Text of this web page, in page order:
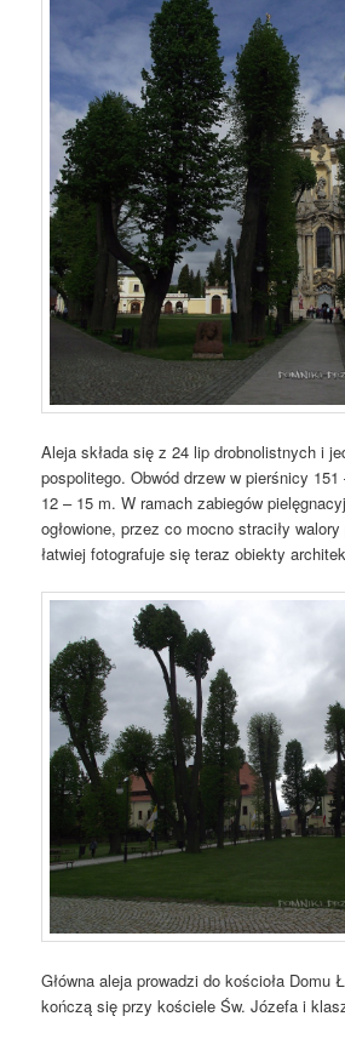
Aleja składa się z 24 lip drobnolistnych i
pospolitego. Obwód drzew w pierśnicy
12 – 15 m. W ramach zabiegów
ogłowione, przez co mocno straciły
łatwiej fotografuje się teraz obiekty
Główna aleja prowadzi do kościoła Domu
kończą się przy kościele Św. Józefa i